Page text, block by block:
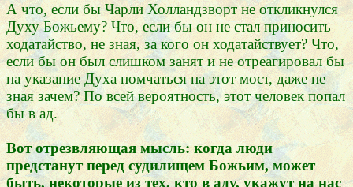
А что, если бы Чарли Холландзворт не откликнулся
Духу Божьему? Что, если бы он не стал приносить
ходатайство, не зная, за кого он ходатайствует? Что,
если бы он был слишком занят и не отреагировал бы
на указание Духа помчаться на этот мост, даже не
зная зачем? По всей вероятность, этот человек попал
бы в ад.
Вот отрезвляющая мысль: когда люди
предстанут перед судилищем Божьим, может
быть, некоторые из тех, кто в аду, укажут на нас